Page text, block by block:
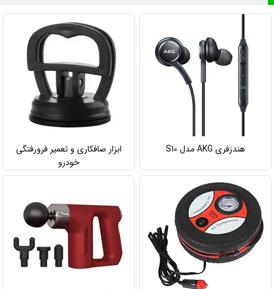
هندزفری AKG مدل S10
ابزار صافکاری و تعمیر فرورفتگی
خودرو